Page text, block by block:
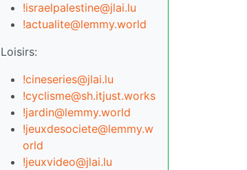
!israelpalestine@jlai.lu
!actualite@lemmy.world
Loisirs:
!cineseries@jlai.lu
!cyclisme@sh.itjust.works
!jardin@lemmy.world
!jeuxdesociete@lemmy.w
orld
!jeuxvideo@jlai.lu